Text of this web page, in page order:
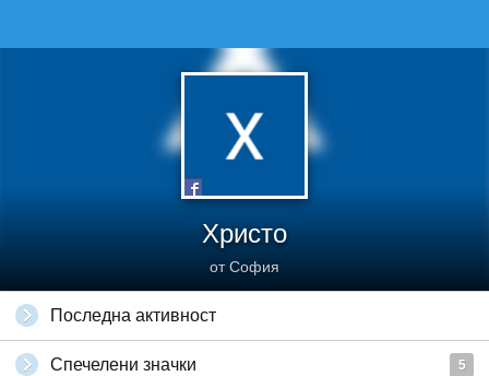
Христо
от София
Последна активност
Спечелени значки 5